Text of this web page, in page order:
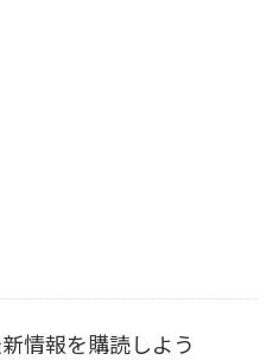
情報を購読しよう